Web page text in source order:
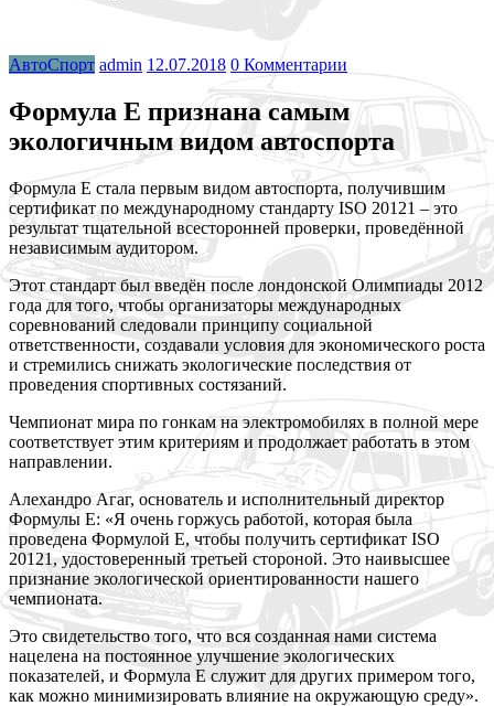
АвтоСпорт admin 12.07.2018 0 Комментарии
Формула E признана самым
экологичным видом автоспорта
Формула E стала первым видом автоспорта, получившим
сертификат по международному стандарту ISO 20121 – это
результат тщательной всесторонней проверки, проведённой
независимым аудитором.
Этот стандарт был введён после лондонской Олимпиады 2012
года для того, чтобыорганизаторы международных
соревнований следовали принципу социальной
ответственности, создавали условия для экономического роста
и стремились снижать экологические последствия от
проведения спортивных состязаний.
Чемпионат мира по гонкам на электромобилях в полной мере
соответствует этим критериям и продолжает работать в этом
направлении.
Алехандро Агаг, основатель и исполнительный директор
Формулы E: «Я очень горжусь работой, которая была
проведена Формулой E, чтобы получить сертификат ISO
20121, удостоверенный третьей стороной. Это наивысшее
признание экологической ориентированности нашего
чемпионата.
Это свидетельство того, что вся созданная нами система
нацелена на постоянное улучшение экологических
показателей, и Формула E служит для других примером того,
как можно минимизировать влияние на окружающую среду».